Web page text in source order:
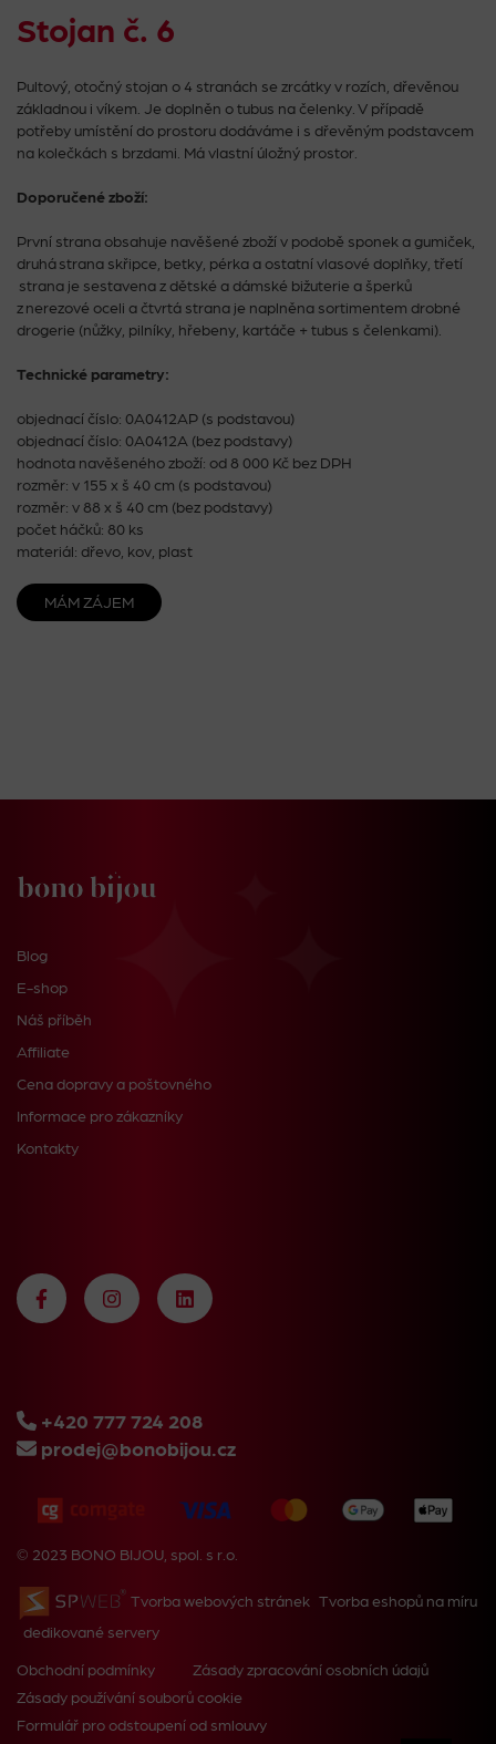
Stojan č. 6
Pultový, otočný stojan o 4 stranách se zrcátky v rozích, dřevěnou
základnou i víkem. Je doplněn o tubus na čelenky. V případě
potřeby umístění do prostoru dodáváme i s dřevěným podstavcem
na kolečkách s brzdami. Má vlastní úložný prostor.
Doporučené zboží:
První strana obsahuje navěšené zboží v podobě sponek a gumiček,
druhá strana skřipce, betky, pérka a ostatní vlasové doplňky, třetí
strana je sestavena z dětské a dámské bižuterie a šperků
z nerezové oceli a čtvrtá strana je naplněna sortimentem drobné
drogerie (nůžky, pilníky, hřebeny, kartáče + tubus s čelenkami).
Technické parametry:
objednací číslo: 0A0412AP (s podstavou)
objednací číslo: 0A0412A (bez podstavy)
hodnota navěšeného zboží: od 8 000 Kč bez DPH
rozměr: v 155 x š 40 cm (s podstavou)
rozměr: v 88 x š 40 cm (bez podstavy)
počet háčků: 80 ks
materiál: dřevo, kov, plast
MÁM ZÁJEM
Blog
E-shop
Náš příběh
Affiliate
Cena dopravy a poštovného
Informace pro zákazníky
Kontakty
+420 777 724 208
prodej@bonobijou.cz
© 2023 BONO BIJOU, spol. s r.o.
Tvorba webových stránek Tvorba eshopů na míru
dedikované servery
Obchodní podmínky
Zásady zpracování osobních údajů
Zásady používání souborů cookie
Formulář pro odstoupení od smlouvy